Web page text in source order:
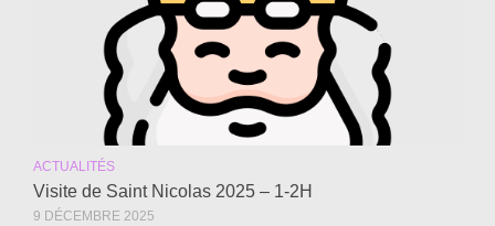
ACTUALITÉS
Visite de Saint Nicolas 2025 – 1-2H
9 DÉCEMBRE 2025